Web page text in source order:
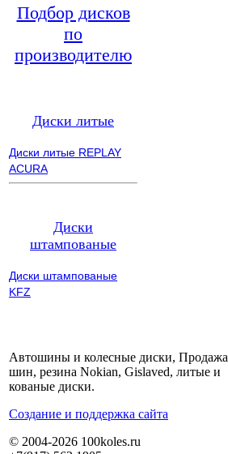
Подбор дисков
по
производителю
Диски литые
Диски литые REPLAY
ACURA
Диски
штампованые
Диски штампованые
KFZ
Автошины и колесные диски, Продажа
шин, резина Nokian, Gislaved, литые и
кованые диски.
Cоздание и поддержка сайта
© 2004-2026 100koles.ru